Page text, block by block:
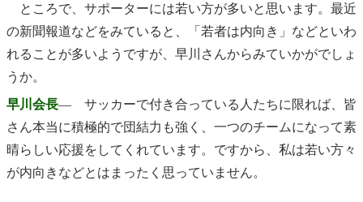
ところで、サポーターには若い方が多いと思います。最近
の新聞報道などをみていると、「若者は内向き」などといわ
れることが多いようですが、早川さんからみていかがでしょ
うか。
早川会長― サッカーで付き合っている人たちに限れば、皆
さん本当に積極的で団結力も強く、一つのチームになって素
晴らしい応援をしてくれています。ですから、私は若い方々
が内向きなどとはまったく思っていません。